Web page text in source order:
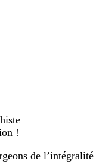
!
de l’intégralité